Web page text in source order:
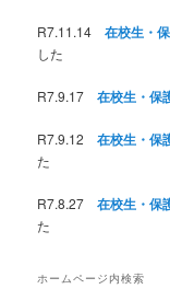
R7.11.14在校生・
した
R7.9.17在校生・保
R7.9.12在校生・保
た
R7.8.27在校生・保
た
ホームページ内検索